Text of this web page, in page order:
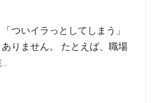
ついイラっとしてしまう」
りません。 たとえば、職場